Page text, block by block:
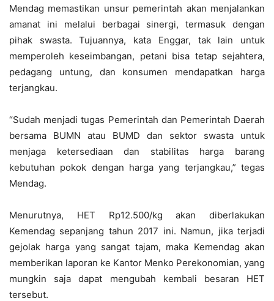
Mendag memastikan unsur pemerintah akan menjalankan
amanat ini melalui berbagai sinergi, termasuk dengan
pihak swasta. Tujuannya, kata Enggar, tak lain untuk
memperoleh keseimbangan, petani bisa tetap sejahtera,
pedagang untung, dan konsumen mendapatkan harga
terjangkau.
“Sudah menjadi tugas Pemerintah dan Pemerintah Daerah
bersama BUMN atau BUMD dan sektor swasta untuk
menjaga ketersediaan dan stabilitas harga barang
kebutuhan pokok dengan harga yang terjangkau,” tegas
Mendag.
Menurutnya, HET Rp12.500/kg akan diberlakukan
Kemendag sepanjang tahun 2017 ini. Namun, jika terjadi
gejolak harga yang sangat tajam, maka Kemendag akan
memberikan laporan ke Kantor Menko Perekonomian, yang
mungkin saja dapat mengubah kembali besaran HET
tersebut.